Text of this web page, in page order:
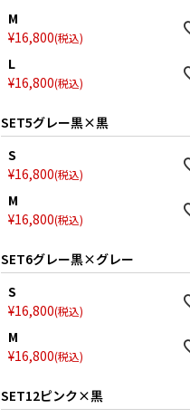
M
¥16,800 税込
L
¥16,800 税込
SET5グレー黒×黒
S
¥16,800 税込
M
¥16,800 税込
SET6グレー黒×グレー
S
¥16,800 税込
M
¥16,800 税込
SET12ピンク×黒